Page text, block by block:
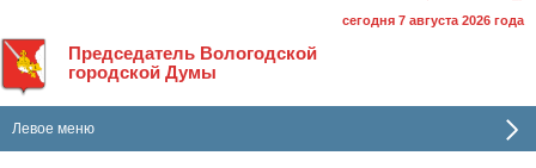
сегодня 7 августа 2026 года
Председатель Вологодской
городской Думы
Левое меню